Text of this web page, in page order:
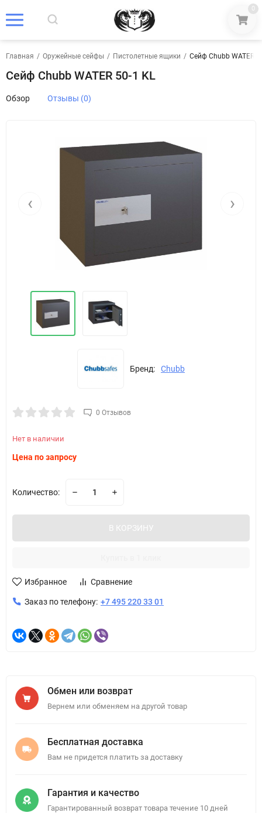
0
Главная / Оружейные сейфы / Пистолетные ящики / Сейф Chubb WATER
Сейф Chubb WATER 50-1 KL
Обзор Отзывы (0)
‹ ›
Бренд: Chubb
0 Отзывов
Нет в наличии
Цена по запросу
Количество:
В КОРЗИНУ
Избранное Сравнение
Заказ по телефону: +7 495 220 33 01
Обмен или возврат
Вернем или обменяем на другой товар
Бесплатная доставка
Вам не придется платить за доставку
Гарантия и качество
Гарантированный возврат товара течение 10 дней